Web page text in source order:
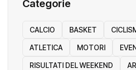
Categorie
CALCIO BASKET
ATLETICA MOTORI
RISULTATI DEL WEEKEND